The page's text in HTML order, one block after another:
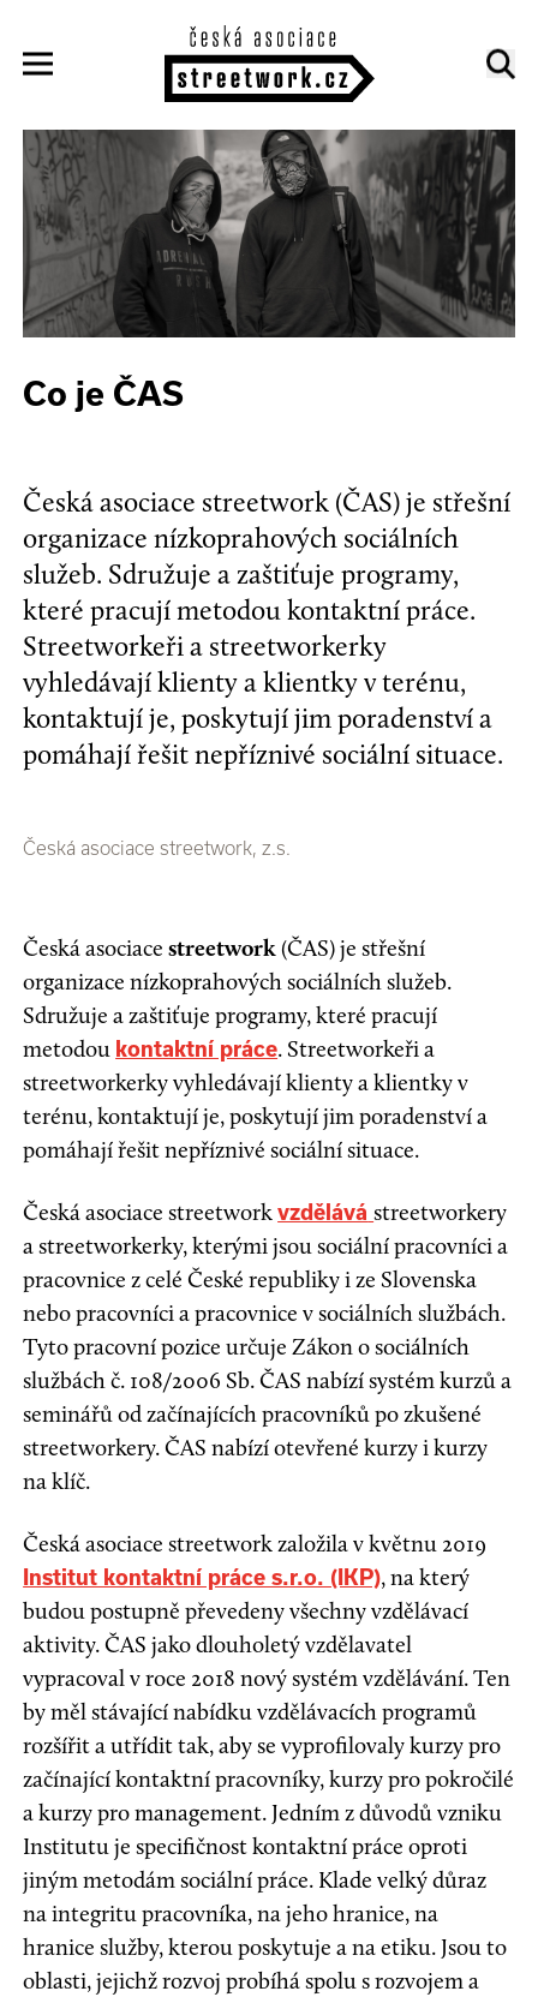
Co je ČAS
Česká asociace streetwork (ČAS) je střešní
organizace nízkoprahových sociálních
služeb. Sdružuje a zaštiťuje programy,
které pracují metodou kontaktní práce.
Streetworkeři a streetworkerky
vyhledávají klienty a klientky v terénu,
kontaktují je, poskytují jim poradenství a
pomáhají řešit nepříznivé sociální situace.
Česká asociace streetwork, z.s.
Česká asociacestreetwork(ČAS) je střešní
organizace nízkoprahových sociálních služeb.
Sdružuje a zaštiťuje programy, které pracují
metodou kontaktní práce. Streetworkeři a
streetworkerky vyhledávají klienty a klientky v
terénu, kontaktují je, poskytují jim poradenství a
pomáhají řešit nepříznivé sociální situace.
Česká asociace streetworkvzdělává streetworkery
a streetworkerky, kterými jsou sociální pracovníci a
pracovnice z celé České republiky i ze Slovenska
nebo pracovníci a pracovnice v sociálních službách.
Tyto pracovní pozice určuje Zákon o sociálních
službách č. 108/2006 Sb. ČAS nabízí systém kurzů a
seminářů od začínajících pracovníků po zkušené
streetworkery. ČAS nabízí otevřené kurzy i kurzy
na klíč.
Česká asociace streetwork založila v květnu 2019
Institut kontaktní práce s.r.o. (IKP), na který
budou postupně převedeny všechny vzdělávací
aktivity. ČAS jako dlouholetý vzdělavatel
vypracoval v roce 2018 nový systém vzdělávání. Ten
by měl stávající nabídku vzdělávacích programů
rozšířit a utřídit tak, aby se vyprofilovaly kurzy pro
začínající kontaktní pracovníky, kurzy pro pokročilé
a kurzy pro management. Jedním z důvodů vzniku
Institutu je specifičnost kontaktní práce oproti
jiným metodám sociální práce. Klade velký důraz
na integritu pracovníka, na jeho hranice, na
hranice služby, kterou poskytuje a na etiku. Jsou to
oblasti, jejichž rozvoj probíhá spolu s rozvojem a